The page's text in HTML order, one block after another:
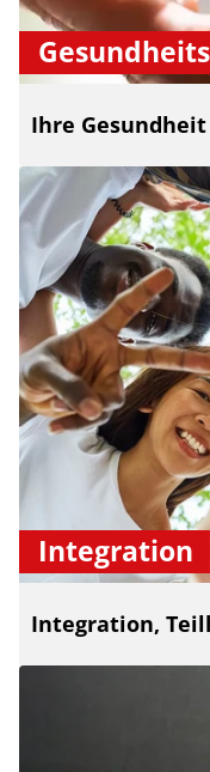
Ihre
Integration
Integration,